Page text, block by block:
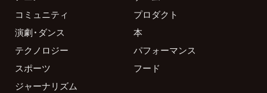
コミュニティ
プロダクト
演劇・ダンス
本
テクノロジー
パフォーマンス
スポーツ
フード
ジャーナリズム